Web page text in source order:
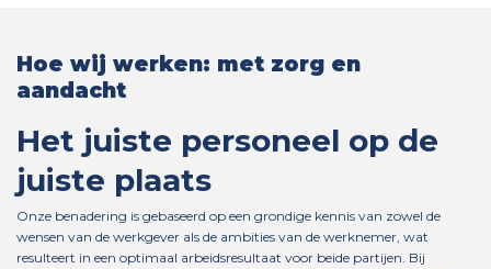
Hoe wij werken: met zorg en
aandacht
Het juiste personeel op de
juiste plaats
Onze benadering is gebaseerd op een grondige kennis van zowel de
wensen van de werkgever als de ambities van de werknemer, wat
resulteert in een optimaal arbeidsresultaat voor beide partijen. Bij